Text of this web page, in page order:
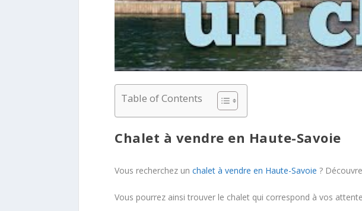
Table of Contents
Chalet à vendre en Haute-Savoie
Vous recherchez un chalet à vendre en Haute-Savoie ?
Vous pourrez ainsi trouver le chalet qui correspond à vos